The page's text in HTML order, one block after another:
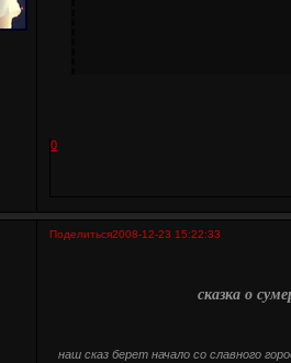
0
Поделиться2008-12-23 15:22:33
сказка о
наш сказ берет начало со славного